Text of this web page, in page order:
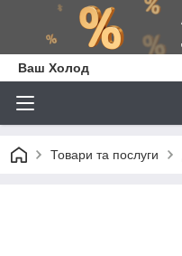
Ваш Холод
Товари та послуги